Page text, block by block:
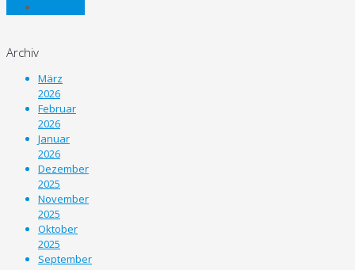
Archiv
März
2026
Februar
2026
Januar
2026
Dezember
2025
November
2025
Oktober
2025
September